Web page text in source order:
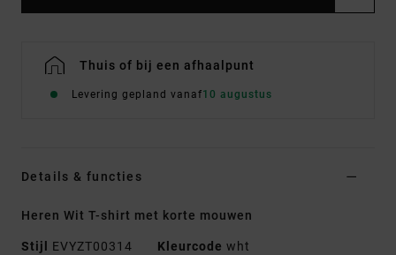
Thuis of bij een afhaalpunt
Levering gepland vanaf10 augustus
Details & functies
Heren Wit T-shirt met korte mouwen
Stijl EVYZT00314 Kleurcode wht